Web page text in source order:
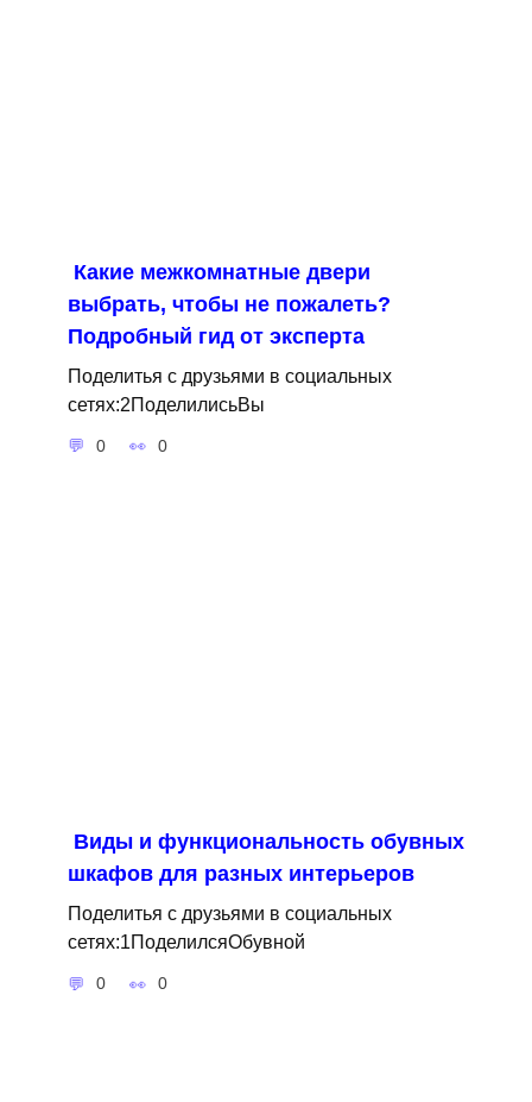
Какие межкомнатные двери
выбрать, чтобы не пожалеть?
Подробный гид от эксперта
Поделитья с друзьями в социальных
сетях:2ПоделилисьВы
0 0
Виды и функциональность обувных
шкафов для разных интерьеров
Поделитья с друзьями в социальных
сетях:1ПоделилсяОбувной
0 0